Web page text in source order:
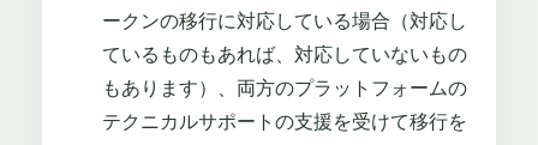
ークンの移行に対応している場合（対応し
ているものもあれば、対応していないもの
もあります）、両方のプラットフォームの
テクニカルサポートの支援を受けて移行を